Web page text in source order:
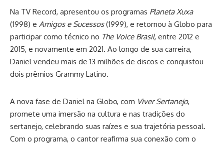
Na TV Record, apresentou os programas Planeta Xuxa
(1998) e Amigos e Sucessos(1999), e retornou à Globo para
participar como técnico no The Voice Brasil, entre 2012 e
2015, e novamente em 2021. Ao longo de sua carreira,
Daniel vendeu mais de 13 milhões de discos e conquistou
dois prêmios Grammy Latino.
A nova fase de Daniel na Globo, com Viver Sertanejo,
promete uma imersão na cultura e nas tradições do
sertanejo, celebrando suas raízes e sua trajetória pessoal.
Com o programa, o cantor reafirma sua conexão com o